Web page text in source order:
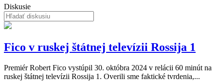
Diskusie
Fico v ruskej štátnej televízii Rossija 1
Premiér Robert Fico vystúpil 30. októbra 2024 v relácii 60 minút na
ruskej štátnej televízii Rossija 1. Overili sme faktické tvrdenia,...